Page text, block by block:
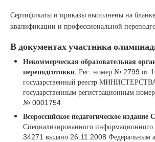
Сертификаты и приказы выполнены на
квалификации и профессиональной
В документах участника
Некоммерческая образовательная
переподготовки. Рег. номер № 2799 от
государственный реестр
государственным регистрационным
№ 0001754
Всероссийское педагогическое
Специализированного
34271 выдано 26.11.2008 Федеральным